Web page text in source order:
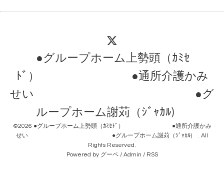
●グループホーム上勢頭（ｶﾐｾ
ﾄﾞ） ●通所介護かみ
せい ●グ
ループホーム謝苅（ｼﾞｬｶﾙ)
©2026 ●グループホーム上勢頭（ｶﾐｾﾄﾞ） ●通所介護かみ
せい ●グループホーム謝苅（ｼﾞｬｶﾙ) . All
Rights Reserved.
Powered by グーペ/ Admin / RSS